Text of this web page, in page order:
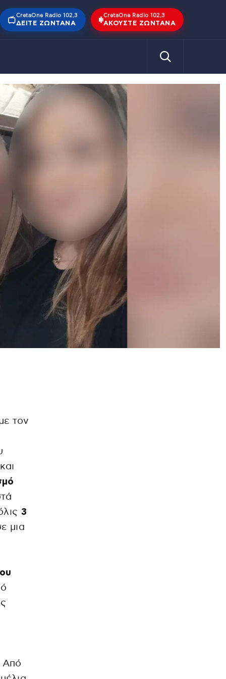
CretaOne Radio 102,3
ΔΕΊΤΕ ΖΩΝΤΑΝΆ
CretaOne Radio 102,3
ΑΚΟΎΣΤΕ ΖΩΝΤΑΝΆ
τον
3
μια
Από